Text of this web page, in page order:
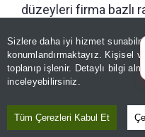
Sizlere daha iyi hizmet
konumlandırmaktayız. Kişisel
toplanıp işlenir. Detaylı bilgi
inceleyebilirsiniz.
Tüm Çerezleri Kabul Et
düzeyleri firma bazlı
bir kısmında ücretsiz
yıldan yıla azalacak.
gerçekleştiren
gibi sektörlerle bu
sektörleri de bu